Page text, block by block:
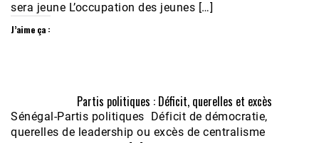
sera jeune L’occupation des jeunes […]
J’aime ça :
Partis politiques : Déficit, querelles et excès
Sénégal-Partis politiques Déficit de démocratie,
querelles de leadership ou excès de centralisme